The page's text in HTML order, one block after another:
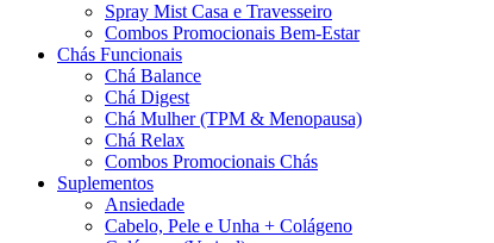
Spray Mist Casa e Travesseiro
Combos Promocionais Bem-Estar
Chás Funcionais
Chá Balance
Chá Digest
Chá Mulher (TPM & Menopausa)
Chá Relax
Combos Promocionais Chás
Suplementos
Ansiedade
Cabelo, Pele e Unha + Colágeno